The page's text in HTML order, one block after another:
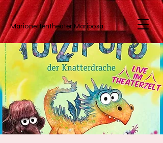
Marionettentheater Mariposa